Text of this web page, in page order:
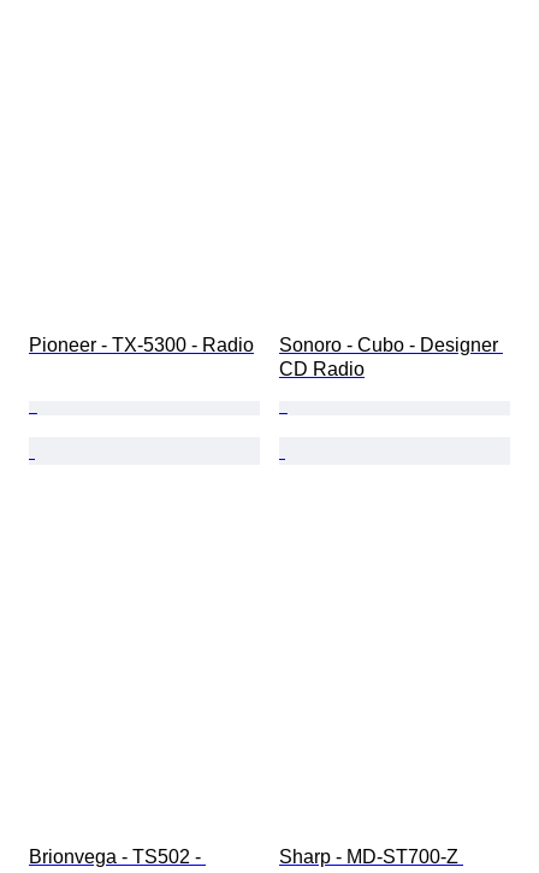
Pioneer - TX-5300 - Radio
Sonoro - Cubo - Designer
CD Radio
Brionvega - TS502 -
Sharp - MD-ST700-Z